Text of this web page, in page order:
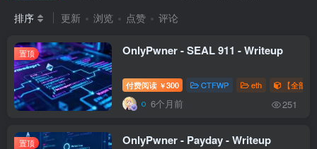
排序
更新 浏览 点赞 评论
置顶 OnlyPwner - SEAL 911 - Writeup
付费阅读 ￥300 CTFWP eth 【全部
6个月前 251
置顶 OnlyPwner - Payday - Writeup